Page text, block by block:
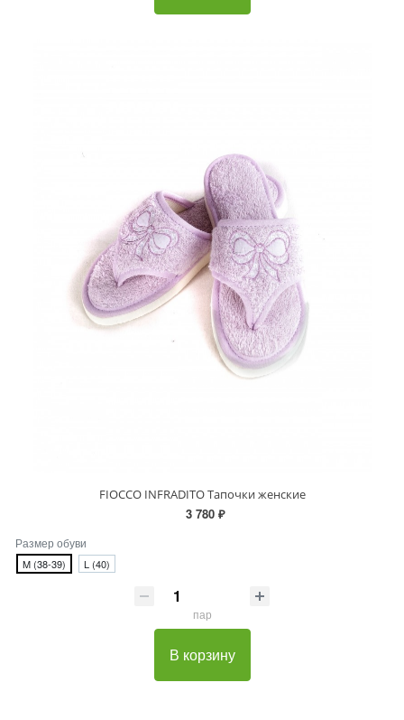
FIOCCO INFRADITO Тапочки женские
3 780 ₽
Размер обуви
M (38-39) L (40)
пар
В корзину